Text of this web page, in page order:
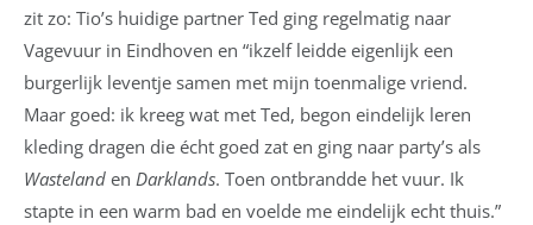
zit zo: Tio’s huidige partner Ted ging regelmatig naar
Vagevuur in Eindhoven en “ikzelf leidde eigenlijk een
burgerlijk leventje samen met mijn toenmalige vriend.
Maar goed: ik kreeg wat met Ted, begon eindelijk leren
kleding dragen die écht goed zat en ging naar party’s als
Wasteland en Darklands. Toen ontbrandde het vuur. Ik
stapte in een warm bad en voelde me eindelijk echt thuis.”